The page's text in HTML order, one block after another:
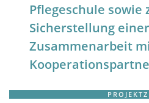
Pflegeschule sowie
Sicherstellung
Zusammenarbeit